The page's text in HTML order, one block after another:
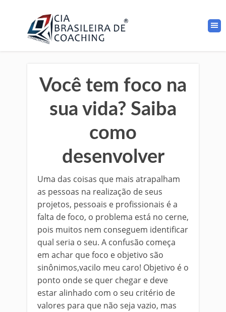
Você tem foco na
sua vida? Saiba
como
desenvolver
Uma das coisas que mais atrapalham
as pessoas na realização de seus
projetos, pessoais e profissionais é a
falta de foco, o problema está no cerne,
pois muitos nem conseguem identificar
qual seria o seu. A confusão começa
em achar que foco e objetivo são
sinônimos,vacilo meu caro! Objetivo é o
ponto onde se quer chegar e deve
estar alinhado com o seu critério de
valores para que não seja vazio, mas